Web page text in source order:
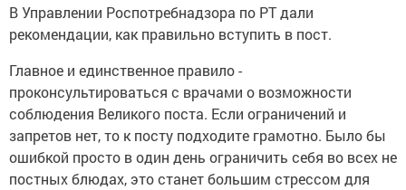
В Управлении Роспотребнадзора по РТ дали
рекомендации, как правильно вступить в пост.
Главное и единственное правило -
проконсультироваться с врачами о возможности
соблюдения Великого поста. Если ограничений и
запретов нет, то к посту подходите грамотно. Было бы
ошибкой просто в один день ограничить себя во всех не
постных блюдах, это станет большим стрессом для